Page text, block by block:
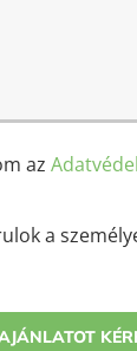
az
a